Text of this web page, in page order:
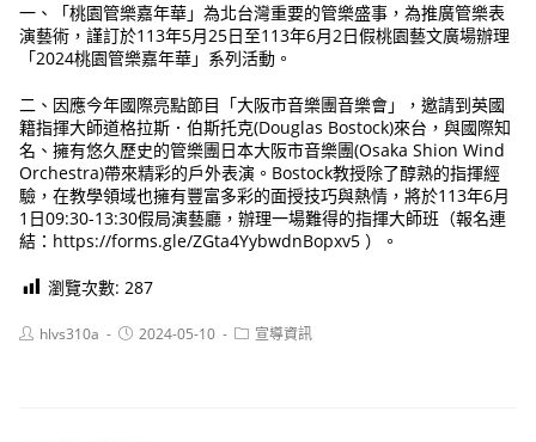
一、「桃園管樂嘉年華」為北台灣重要的管樂盛事，為推廣管樂表
演藝術，謹訂於113年5月25日至113年6月2日假桃園藝文廣場辦理
「2024桃園管樂嘉年華」系列活動。
二、因應今年國際亮點節目「大阪市音樂團音樂會」，邀請到英國
籍指揮大師道格拉斯．伯斯托克(Douglas Bostock)來台，與國際知
名、擁有悠久歷史的管樂團日本大阪市音樂團(Osaka Shion Wind
Orchestra)帶來精彩的戶外表演。Bostock教授除了醇熟的指揮經
驗，在教學領域也擁有豐富多彩的面授技巧與熱情，將於113年6月
1日09:30-13:30假局演藝廳，辦理一場難得的指揮大師班（報名連
結：https://forms.gle/ZGta4YybwdnBopxv5 ）。
瀏覽次數: 287
Posthlvs310a
Post2024-05-10
Post宣導資訊